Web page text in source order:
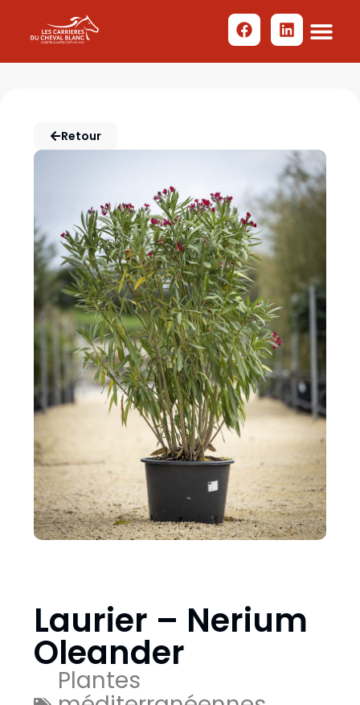
Retour
Laurier – Nerium
Oleander
Plantes